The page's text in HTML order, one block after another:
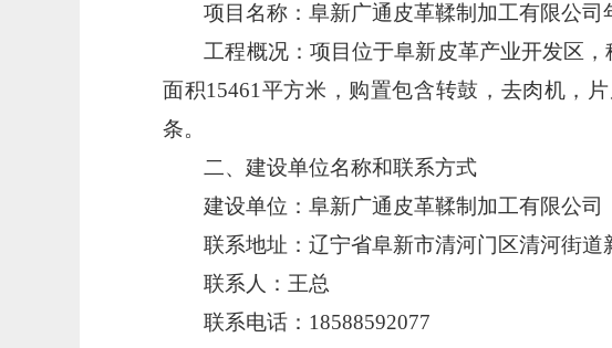
项目名称：阜新广通皮革鞣制加工有限公司
工程概况：项目位于阜新皮革产业开发区
面积15461平方米，购置包含转鼓，去肉机，
条。
二、建设单位名称和联系方式
建设单位：阜新广通皮革鞣制加工有限公司
联系地址：辽宁省阜新市清河门区清河街道
联系人：王总
联系电话： 18588592077